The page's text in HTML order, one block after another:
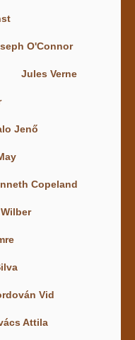
O'Connor
Jules Verne
Jenő
Copeland
Vid
Attila